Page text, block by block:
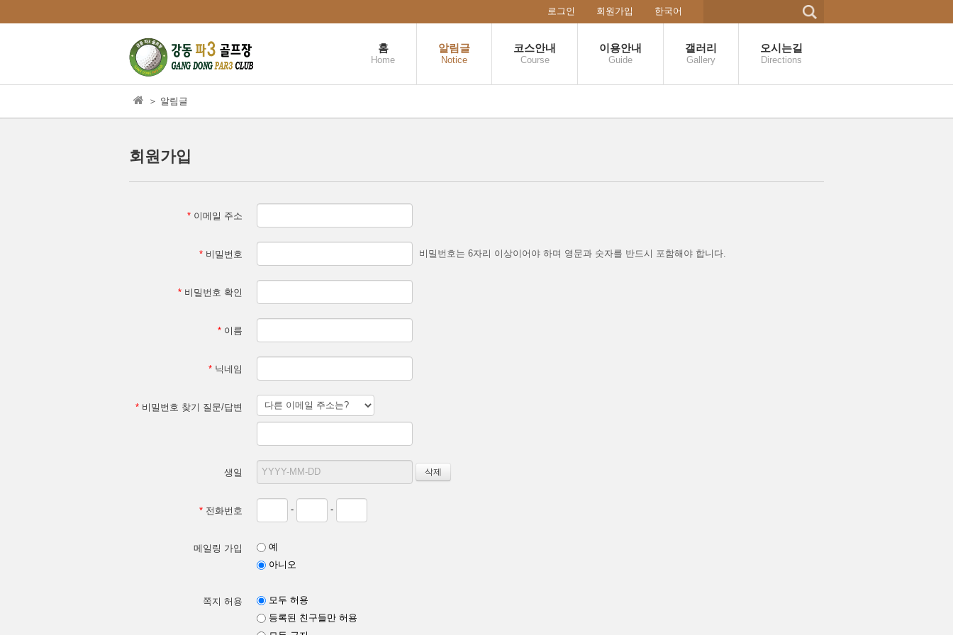
한국어
로그인 회원가입
홈
Home
알림글
Notice
코스안내
Course
이용안내
Guide
갤러리
Gallery
오시는길
Directions
＞ 알림글
회원가입
* 이메일 주소
* 비밀번호 비밀번호는 6자리 이상이어야 하며 영문과 숫자를 반드시 포함해야 합니다.
* 비밀번호 확인
* 이름
* 닉네임
* 비밀번호 찾기 질문/답변
생일
* 전화번호 - -
메일링 가입
예
아니오
쪽지 허용
모두 허용
등록된 친구들만 허용